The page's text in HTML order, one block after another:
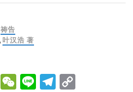
祷告
,叶汉浩 著
WhatsApp
WeChat
LineTelegram